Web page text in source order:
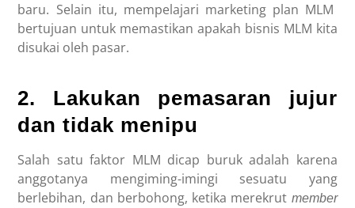
baru. Selain itu, mempelajari marketing plan MLM
bertujuan untuk memastikan apakah bisnis MLM kita
disukai oleh pasar.
2. Lakukan pemasaran jujur
dan tidak menipu
Salah satu faktor MLM dicap buruk adalah karena
anggotanya mengiming-imingi sesuatu yang
berlebihan, dan berbohong, ketika merekrut member